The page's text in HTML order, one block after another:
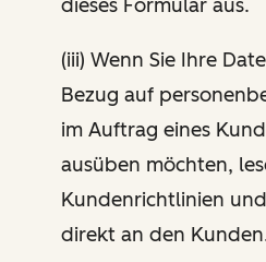
dieses Formular aus.
(iii) Wenn Sie Ihre
Bezug auf
im Auftrag eines
ausüben möchten,
Kundenrichtlinien
direkt an den